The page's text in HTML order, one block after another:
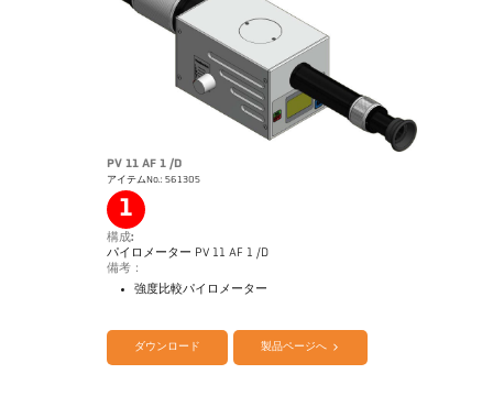
PV 11 AF 1 /D
アイテムNo.: 561305
1
構成:
パイロメーター PV 11 AF 1 /D
備考：
強度比較パイロメーター
カタログ Mikro PV 11
ダウンロード 製品ページへ